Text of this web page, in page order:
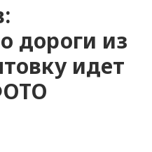
дороги из
идет